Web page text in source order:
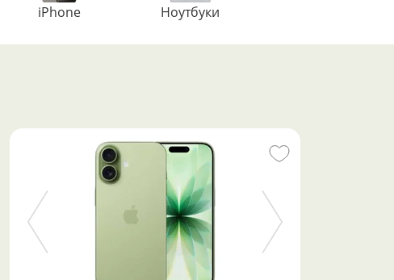
iPhone Ноутбуки